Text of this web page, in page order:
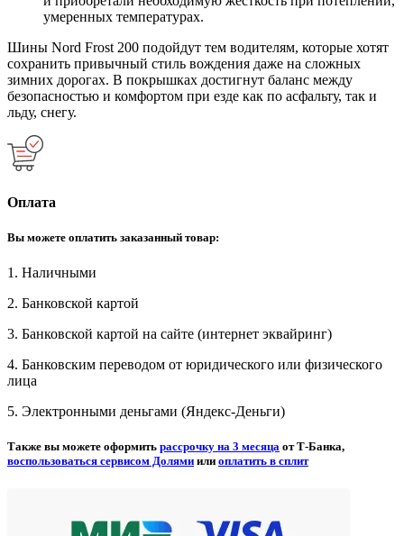
умеренных температурах.
Шины Nord Frost 200 подойдут тем водителям, которые хотят
сохранить привычный стиль вождения даже на сложных
зимних дорогах. В покрышках достигнут баланс между
безопасностью и комфортом при езде как по асфальту, так и
льду, снегу.
Оплата
Вы можете оплатить заказанный товар:
1. Наличными
2. Банковской картой
3. Банковской картой на сайте (интернет эквайринг)
4. Банковским переводом от юридического или физического
лица
5. Электронными деньгами (Яндекс-Деньги)
Также вы можете оформить рассрочку на 3 месяца от Т-Банка,
воспользоваться сервисом Долями или оплатить в сплит